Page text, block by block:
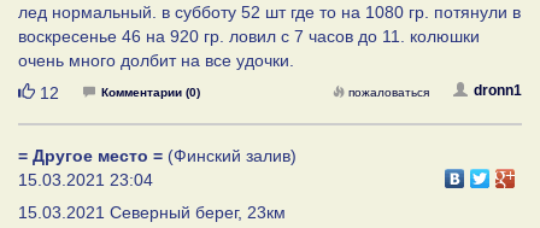
лед нормальный. в субботу 52 шт где то на 1080 гр. потянули в
воскресенье 46 на 920 гр. ловил с 7 часов до 11. колюшки
очень много долбит на все удочки.
Нравится
12 Комментарии (0) dronn1
пожаловаться
= Другое место = (Финский залив)
15.03.2021 23:04
15.03.2021 Северный берег, 23км